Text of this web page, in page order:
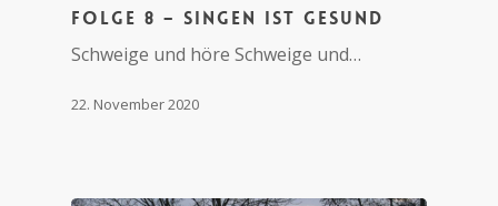
Folge 8 – Singen ist gesund
Schweige und höre Schweige und…
22. November 2020